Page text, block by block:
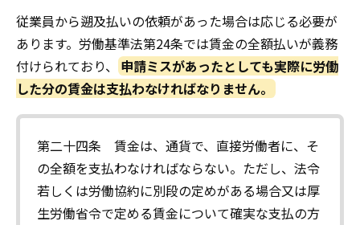
従業員から遡及払いの依頼があった場合は応じる必要が
あります。労働基準法第24条では賃金の全額払いが義務
付けられており、 申請ミスがあったとしても実際に労働
した分の賃金は支払わなければなりません。
第二十四条 賃金は、通貨で、直接労働者に、そ
の全額を支払わなければならない。ただし、法令
若しくは労働協約に別段の定めがある場合又は厚
生労働省令で定める賃金について確実な支払の方